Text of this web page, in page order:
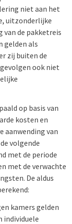
niet aan het
uitzonderlijke
van de pakketreis
gelden als
zij buiten de
ook niet
op basis van
kosten en
aanwending van
volgende
met de periode
met de verwachte
De aldus
kamers gelden
individuele